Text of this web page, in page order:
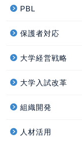
PBL
保護者対応
大学経営戦略
大学入試改革
組織開発
人材活用